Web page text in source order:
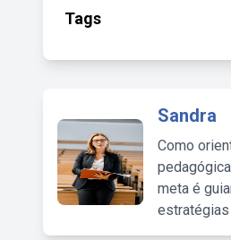
Tags
Sandra
Como
meta é
estratégias